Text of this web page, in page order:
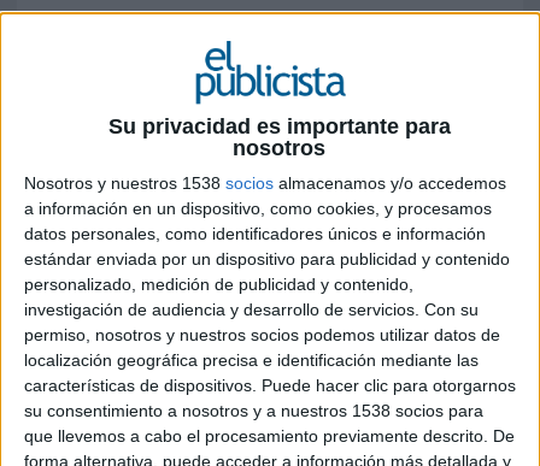
Su privacidad es importante para
nosotros
Nosotros y nuestros 1538 socios almacenamos y/o accedemos
a información en un dispositivo, como cookies, y procesamos
datos personales, como identificadores únicos e información
estándar enviada por un dispositivo para publicidad y contenido
personalizado, medición de publicidad y contenido,
investigación de audiencia y desarrollo de servicios. Con su
permiso, nosotros y nuestros socios podemos utilizar datos de
localización geográfica precisa e identificación mediante las
características de dispositivos. Puede hacer clic para otorgarnos
su consentimiento a nosotros y a nuestros 1538 socios para
que llevemos a cabo el procesamiento previamente descrito. De
forma alternativa, puede acceder a información más detallada y
O'Donnell, 32 41001Sevilla Teléfono:607 69 93 34
comunicacion@mrbrand.eswww.mrbrand.es
IMPRIMIR
TWEET
SHARE
SHARE
ENVIAR
PIN